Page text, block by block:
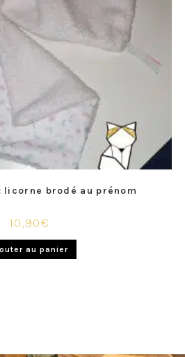
licorne brodé au prénom
10,90€
au panier